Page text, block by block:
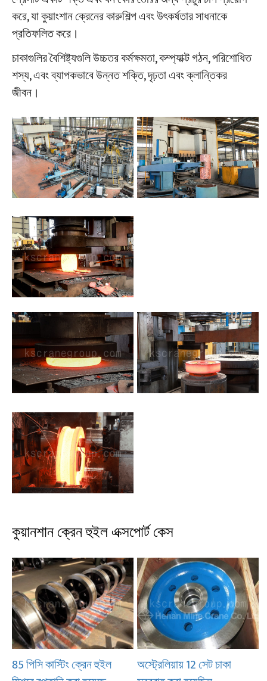
করে, যা কুয়াংশান ক্রেনের কারুশিল্প এবং উৎকর্ষতার সাধনাকে
প্রতিফলিত করে।
চাকাগুলির বৈশিষ্ট্যগুলি উচ্চতর কর্মক্ষমতা, কম্প্যাক্ট গঠন, পরিশোধিত
শস্য, এবং ব্যাপকভাবে উন্নত শক্তি, দৃঢ়তা এবং ক্লান্তিকর
জীবন।
কুয়ানশান ক্রেন হুইল এক্সপোর্ট কেস
85 পিসি কাস্টিং ক্রেন হুইল
অস্ট্রেলিয়ায় 12 সেট চাকা